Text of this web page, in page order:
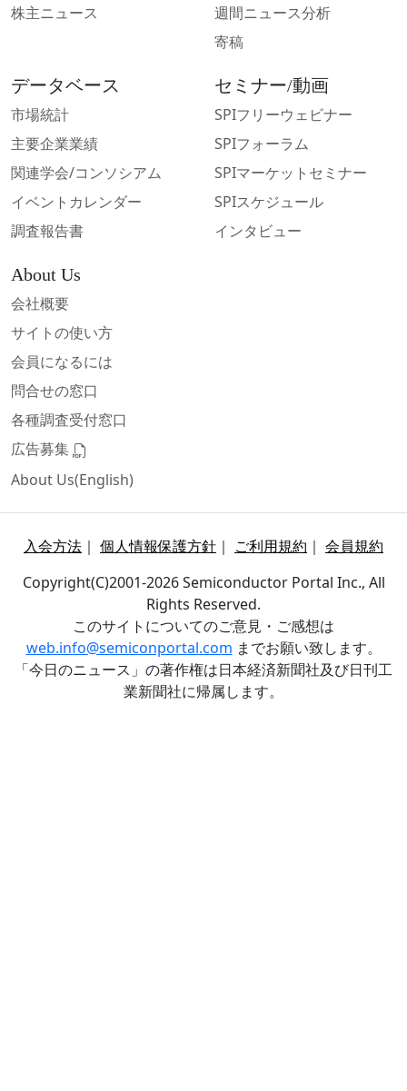
株主ニュース
週間ニュース分析
寄稿
データベース
市場統計
主要企業業績
関連学会/コンソシアム
イベントカレンダー
調査報告書
セミナー/動画
SPIフリーウェビナー
SPIフォーラム
SPIマーケットセミナー
SPIスケジュール
インタビュー
About Us
会社概要
サイトの使い方
会員になるには
問合せの窓口
各種調査受付窓口
広告募集
About Us(English)
入会方法 ｜ 個人情報保護方針 ｜ ご利用規約 ｜ 会員規約
Copyright(C)2001-2026 Semiconductor Portal Inc., All
Rights Reserved.
このサイトについてのご意見・ご感想は
web.info@semiconportal.com までお願い致します。
「今日のニュース」の著作権は日本経済新聞社及び日刊工
業新聞社に帰属します。